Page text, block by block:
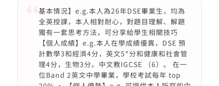
基本情況】e.g.本人為26年DSE畢業生，均為
全英授課，本人相對耐心，對題目理解、解題
獨有一套思考方法，可分享給學生相關技巧
【個人成績】e.g.本人在學成績優異，DSE 預
計數學3和經濟4分，英文5*分和健康和社會管
理4分，生物3分。中文教IGCSE （6）。 在一
位Band 2英文中學畢業，學校考試每年 top